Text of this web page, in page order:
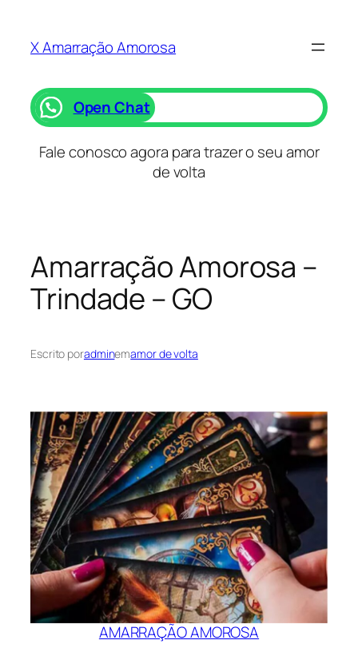
X Amarração Amorosa
Open Chat
Fale conosco agora para trazer o seu amor
de volta
Amarração Amorosa –
Trindade – GO
Escrito poradminemamor de volta
AMARRAÇÃO AMOROSA